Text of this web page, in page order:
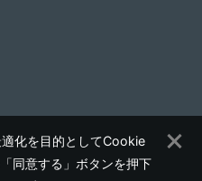
化を目的としてCookie
同意する」ボタンを押下